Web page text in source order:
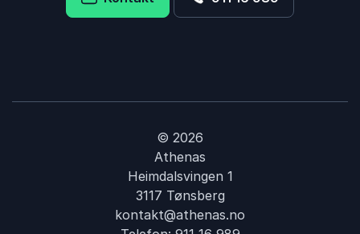
© 2026
Athenas
Heimdalsvingen 1
3117 Tønsberg
kontakt@athenas.no